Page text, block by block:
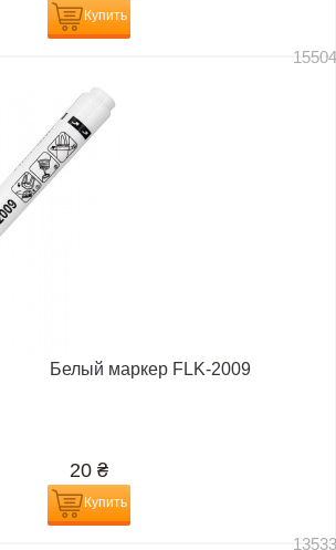
Купить
Белый маркер FLK-2009
20 ₴
Купить